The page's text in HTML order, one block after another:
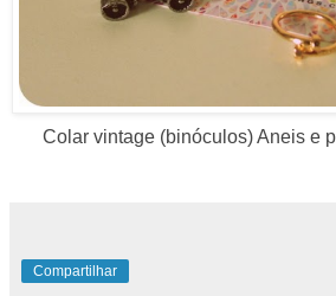
Colar vintage (binóculos) Aneis e
Compartilhar